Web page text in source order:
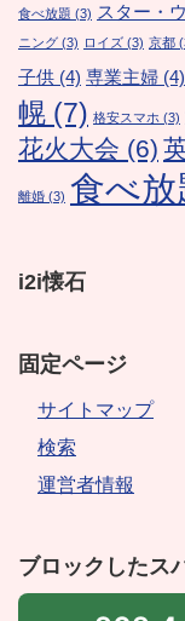
食べ放題 (3) スター・
ニング (3) ロイズ (3) 京都
子供 (4) 専業主婦 (4)
幌 (7) 格安スマホ (3)
花火大会 (6)
離婚 (3) 食べ放
i2i懐石
固定ページ
サイトマップ
検索
運営者情報
ブロックしたス